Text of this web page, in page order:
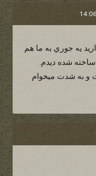
يه جوري به ما هم
شده ديدم.
و به شدت ميخوام